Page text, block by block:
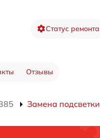
Статус ремонта
Отзывы
Замена подсветки